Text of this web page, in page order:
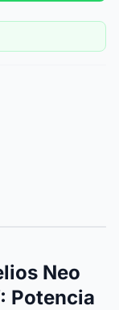
Neo
Potencia